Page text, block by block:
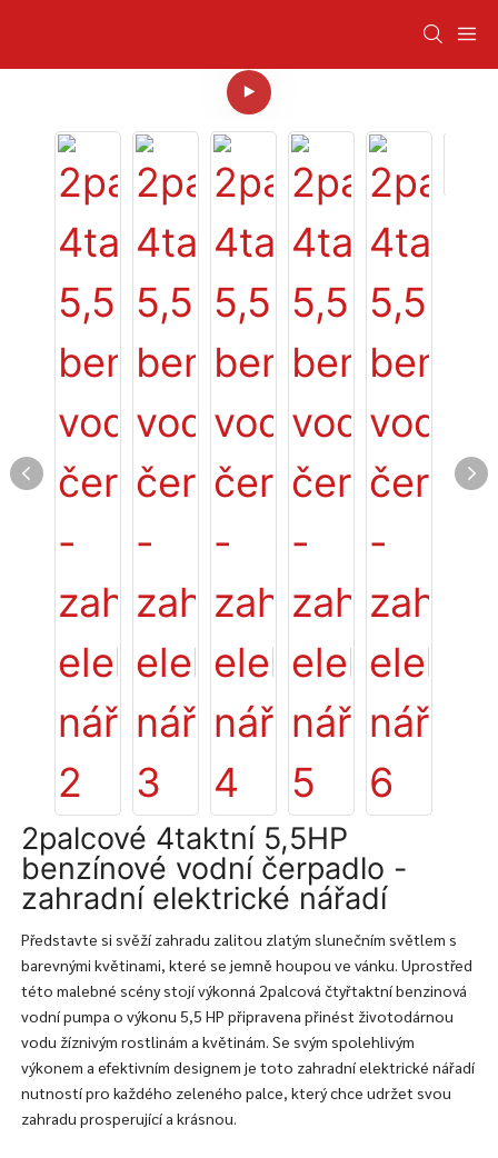
2palcové 4taktní 5,5HP
benzínové vodní čerpadlo -
zahradní elektrické nářadí
Představte si svěží zahradu zalitou zlatým slunečním světlem s
barevnými květinami, které se jemně houpou ve vánku. Uprostřed
této malebné scény stojí výkonná 2palcová čtyřtaktní benzinová
vodní pumpa o výkonu 5,5 HP připravena přinést životodárnou
vodu žíznivým rostlinám a květinám. Se svým spolehlivým
výkonem a efektivním designem je toto zahradní elektrické nářadí
nutností pro každého zeleného palce, který chce udržet svou
zahradu prosperující a krásnou.